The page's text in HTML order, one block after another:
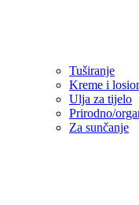
Tuširanje
Kreme i
Ulja za tijelo
Prirodno/
Za sunčanje